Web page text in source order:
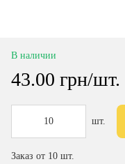
В наличии
43.00 грн/шт.
шт.
Заказ от 10 шт.